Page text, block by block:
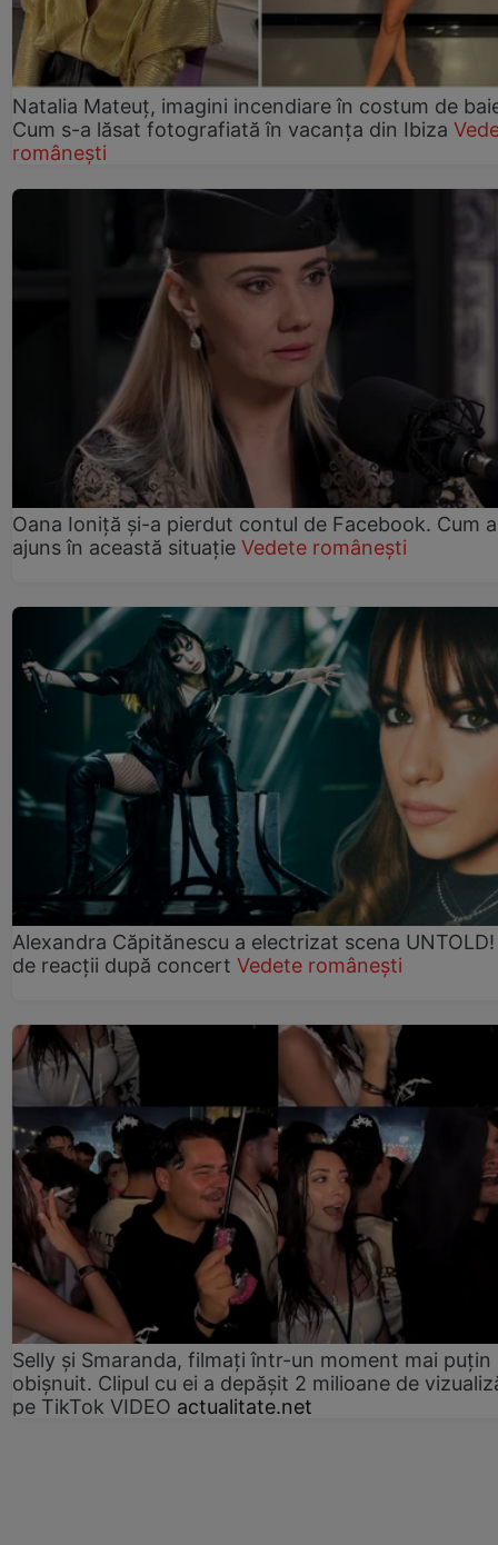
Natalia Mateuț, imagini incendiare în costum de
Cum s-a lăsat fotografiată în vacanța din Ibiza
românești
Oana Ioniță și-a pierdut contul de Facebook. Cum a
ajuns în această situație Vedete românești
Alexandra Căpitănescu a electrizat scena UNTOLD!
de reacții după concert Vedete românești
Selly și Smaranda, filmați într-un moment mai puțin
obișnuit. Clipul cu ei a depășit 2 milioane de
pe TikTok VIDEO actualitate.net